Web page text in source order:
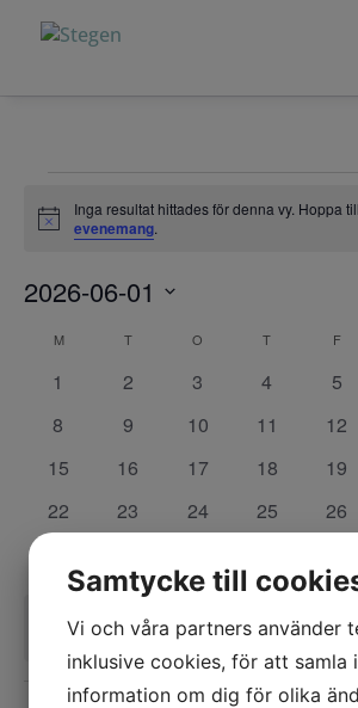
Evenemang
Notis
Inga resultat hittades för denna vy. Hoppa
evenemang.
2026-06-01
Kalender
av
Evenemang
MMÅNDAG TTISDAG O T TORSDAGF
0
1
0
2
0
3
0
4
0
5
0
8
0
9
0
10
0
11
0
12
0
15
0
16
0
17
0
18
0
19
0
evenemang
22
0
evenemang
23
0
evenemang
24
0
evenemang
25
0
26
evenemangevenemangevenemang
Notis
Inga resultat hittades för denna vy. Hoppa till
evenemang.
Samtycke till
Vi och våra partners använder
inklusive cookies, för att samla
information om dig för olika